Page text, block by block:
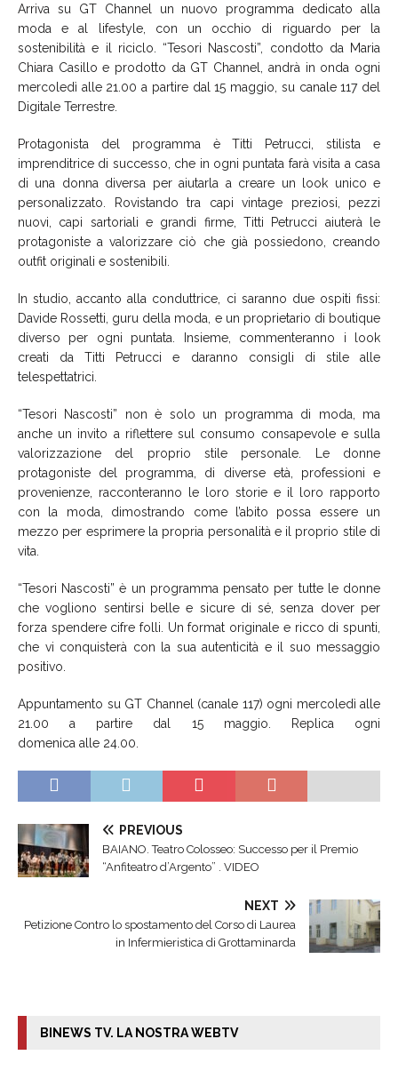
Arriva su GT Channel un nuovo programma dedicato alla
moda e al lifestyle, con un occhio di riguardo per la
sostenibilità e il riciclo. “Tesori Nascosti”, condotto da Maria
Chiara Casillo e prodotto da GT Channel, andrà in onda ogni
mercoledì alle 21.00 a partire dal 15 maggio, su canale 117 del
Digitale Terrestre.
Protagonista del programma è Titti Petrucci, stilista e
imprenditrice di successo, che in ogni puntata farà visita a casa
di una donna diversa per aiutarla a creare un look unico e
personalizzato. Rovistando tra capi vintage preziosi, pezzi
nuovi, capi sartoriali e grandi firme, Titti Petrucci aiuterà le
protagoniste a valorizzare ciò che già possiedono, creando
outfit originali e sostenibili.
In studio, accanto alla conduttrice, ci saranno due ospiti fissi:
Davide Rossetti, guru della moda, e un proprietario di boutique
diverso per ogni puntata. Insieme, commenteranno i look
creati da Titti Petrucci e daranno consigli di stile alle
telespettatrici.
“Tesori Nascosti” non è solo un programma di moda, ma
anche un invito a riflettere sul consumo consapevole e sulla
valorizzazione del proprio stile personale. Le donne
protagoniste del programma, di diverse età, professioni e
provenienze, racconteranno le loro storie e il loro rapporto
con la moda, dimostrando come l’abito possa essere un
mezzo per esprimere la propria personalità e il proprio stile di
vita.
“Tesori Nascosti” è un programma pensato per tutte le donne
che vogliono sentirsi belle e sicure di sé, senza dover per
forza spendere cifre folli. Un format originale e ricco di spunti,
che vi conquisterà con la sua autenticità e il suo messaggio
positivo.
Appuntamento su GT Channel (canale 117) ogni mercoledì alle
21.00 a partire dal 15 maggio. Replica ogni
domenica alle 24.00.
PREVIOUS
BAIANO. Teatro Colosseo: Successo per il Premio
“Anfiteatro d’Argento” . VIDEO
NEXT
Petizione Contro lo spostamento del Corso di Laurea
in Infermieristica di Grottaminarda
BINEWS TV. LA NOSTRA WEBTV